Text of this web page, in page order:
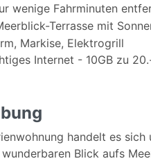
wenige Fahrminuten
Terrasse mit
Markise, Elektrogrill
Internet - 10GB zu
handelt es
wunderbaren Blick aufs